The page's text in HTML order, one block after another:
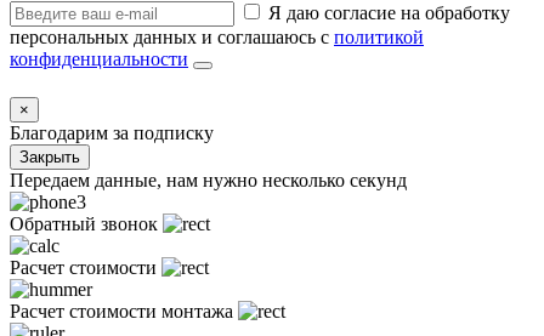
Я даю согласие на обработку
персональных данных и соглашаюсь с политикой
конфиденциальности
×
Благодарим за подписку
Закрыть
Передаем данные, нам нужно несколько секунд
Обратный звонок
Расчет стоимости
Расчет стоимости монтажа